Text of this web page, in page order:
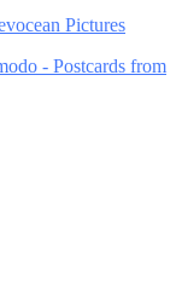
Pictures
- Postcards from